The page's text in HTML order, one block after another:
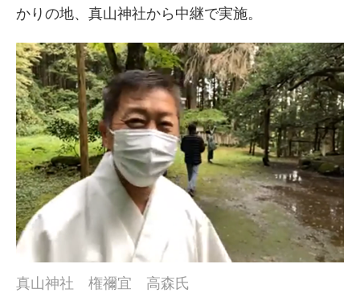
かりの地、真山神社から中継で実施。
真山神社 権禰宜 高森氏